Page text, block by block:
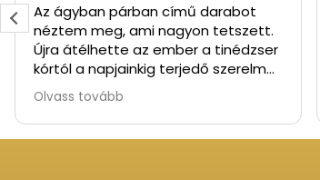
Az ágyban párban című darabot
néztem meg, ami nagyon tetszett.
Újra átélhette az ember a tinédzser
kórtól a napjainkig terjedő szerelmes
párkapcsolatait. Bizony nagyokat
nevettem, annyira ember közeliek
voltak a jelenetek. Kivel ne eshettek
már meg ezek a szituációk az
Olvass tovább